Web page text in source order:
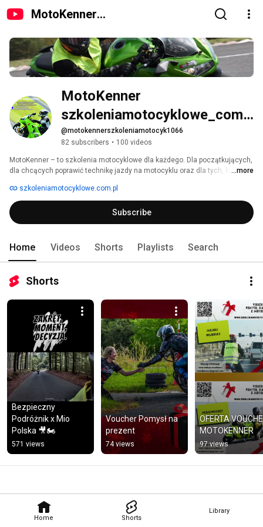
MotoKenner
Home Shorts
Library
MotoKenner
szkoleniamotocyklowe_com_
pl
@motokennerszkoleniamotocyk1066
82 subscribers • 100 videos
MotoKenner – to szkolenia motocyklowe dla każdego. Dla początkujących,
dla chcących poprawić technikę jazdy na motocyklu oraz dla tych, którzy
ofercie również ekstremalne szkolenia wyścigowe i wyczynowe
prowadzone przez wicemistrza Polski.
...more
szkoleniamotocyklowe.com.pl
Subscribe
Home Videos Shorts Playlists Search
Shorts
Bezpieczny
Podróżnik x Mio
Polska 🎥🏍️
571 views
Voucher Pomysł na
prezent
74 views
OFERTA
MOTOKENNER
97 views